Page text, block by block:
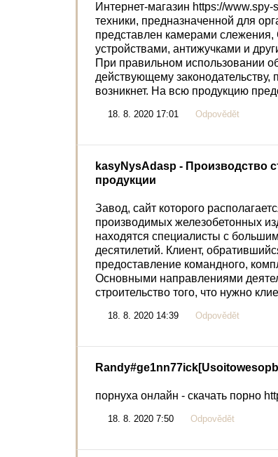
Интернет-магазин https://
техники, предназначенной для
представлен камерами
устройствами, антижучками и
При правильном использовании
действующему законодательству,
возникнет. На всю продукцию
18. 8. 2020 17:01 Odpovědět
kasyNysAdasp- Производство
продукции
Завод, сайт которого
производимых железобетонных
находятся специалисты с
десятилетий. Клиент,
предоставление командного,
Основными направлениями
строительство того, что нужно
18. 8. 2020 14:39 Odpovědět
порнуха онлайн - скачать порно
18. 8. 2020 7:50 Odpovědět